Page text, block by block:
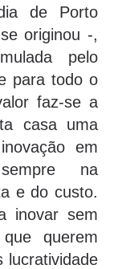
de Porto
originou -,
pelo
para todo o
faz-se a
casa uma
em
na
e do custo.
inovar sem
querem
lucratividade